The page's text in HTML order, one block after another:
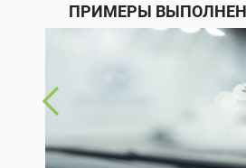
ПРИМЕРЫ